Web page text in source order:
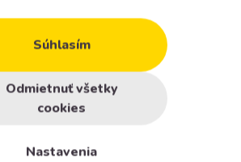
Ak máte špecifické
služby alebo ponúkate
e-shop na mieru
platforme Midasto
vaším podnikaním a
Súhlasím
Odmietnuť všetky
cookies
Nastavenia